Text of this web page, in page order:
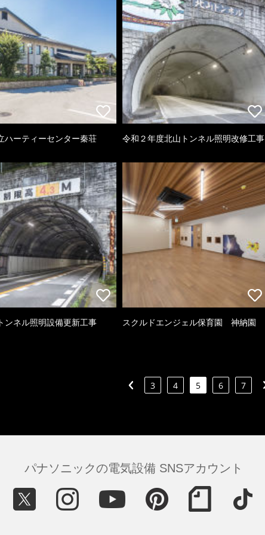
ハーティーセンター秦荘 令和２年度北山トンネル照明改修工事
ンネル照明設備更新工事 スクルドエンジェル保育園 神納園
3 4 5 6 7
パナソニックの電気設備 SNSアカウント